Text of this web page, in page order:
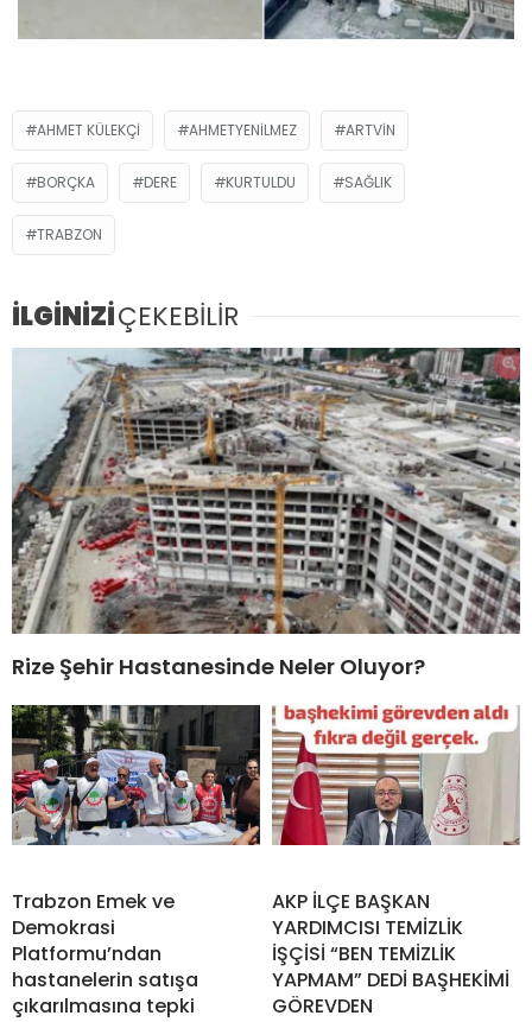
AHMET KÜLEKÇİ AHMETYENILMEZ ARTVİN
BORÇKA DERE KURTULDU SAĞLIK
TRABZON
İLGİNİZİÇEKEBİLİR
Rize Şehir Hastanesinde Neler Oluyor?
Trabzon Emek ve
Demokrasi
Platformu’ndan
hastanelerin satışa
çıkarılmasına tepki
AKP İLÇE BAŞKAN
YARDIMCISI TEMİZLİK
İŞÇİSİ “BEN TEMİZLİK
YAPMAM” DEDİ BAŞHEKİMİ
GÖREVDEN